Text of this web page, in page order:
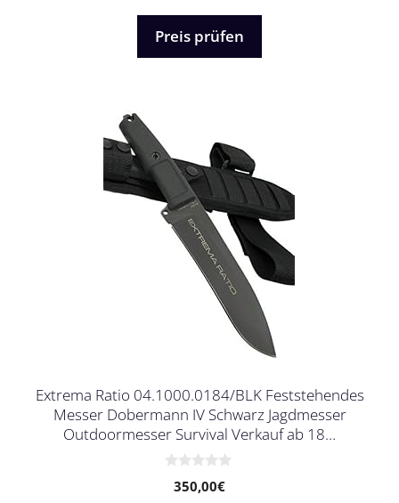
n
5
Preis prüfen
Extrema Ratio 04.1000.0184/BLK Feststehendes
Messer Dobermann IV Schwarz Jagdmesser
Outdoormesser Survival Verkauf ab 18…
350,00€